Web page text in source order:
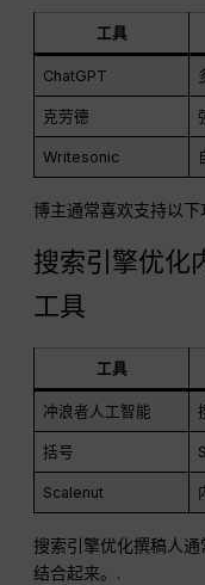
工具
ChatGPT
克劳德
Writesonic
博主通常喜欢支持以下
搜索引擎优化
工具
工具
冲浪者人工智能
括号
Scalenut
搜索引擎优化撰稿人
结合起来。.